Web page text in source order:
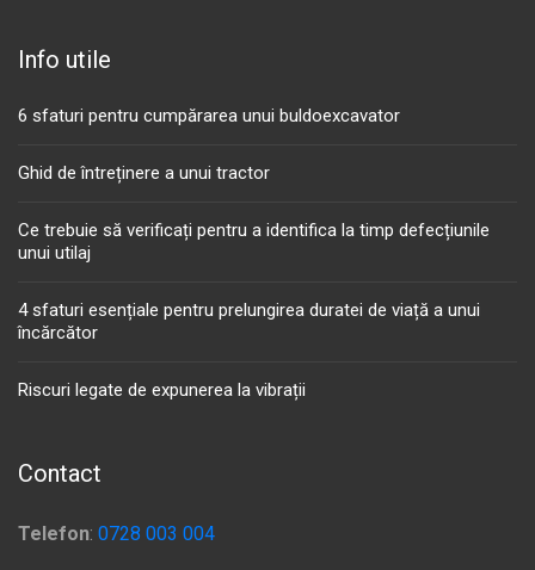
Info utile
6 sfaturi pentru cumpărarea unui buldoexcavator
Ghid de întreținere a unui tractor
Ce trebuie să verificați pentru a identifica la timp defecțiunile
unui utilaj
4 sfaturi esențiale pentru prelungirea duratei de viață a unui
încărcător
Riscuri legate de expunerea la vibrații
Contact
Telefon: 0728 003 004